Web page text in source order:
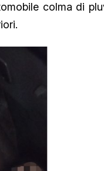
colma di